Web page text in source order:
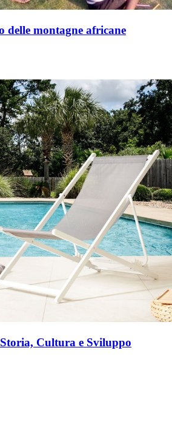
delle montagne africane
Cultura e Sviluppo